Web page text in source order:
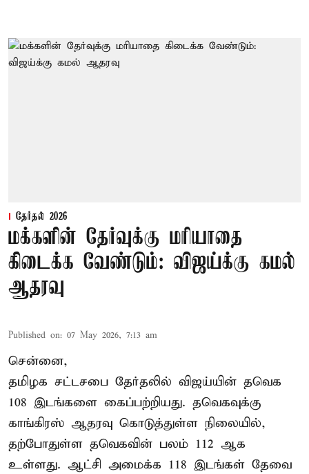
தேர்தல் 2026
மக்களின் தேர்வுக்கு மரியாதை
கிடைக்க வேண்டும்: விஜய்க்கு கமல்
ஆதரவு
Published on: 07 May 2026, 7:13 am
சென்னை,
தமிழக சட்டசபை தேர்தலில் விஜய்யின் தவெக
108 இடங்களை கைப்பற்றியது. தவெகவுக்கு
காங்கிரஸ் ஆதரவு கொடுத்துள்ள நிலையில்,
தற்போதுள்ள தவெகவின் பலம் 112 ஆக
உள்ளது. ஆட்சி அமைக்க 118 இடங்கள் தேவை